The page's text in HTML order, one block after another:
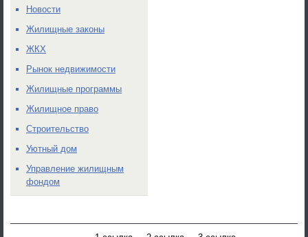
Новости
Жилищные законы
ЖКХ
Рынок недвижимости
Жилищные программы
Жилищное право
Строительство
Уютный дом
Управление жилищным
фондом